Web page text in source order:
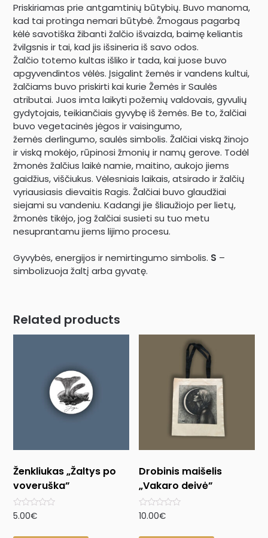
Priskiriamas prie antgamtinių būtybių. Buvo manoma,
kad tai protinga nemari būtybė. Žmogaus pagarbą
kėlė savotiška žibanti žalčio išvaizda, baimę keliantis
žvilgsnis ir tai, kad jis išsineria iš savo odos.
Žalčio totemo kultas išliko ir tada, kai juose buvo
apgyvendintos vėlės. Įsigalint žemės ir vandens kultui,
žalčiams buvo priskirti kai kurie Žemės ir Saulės
atributai. Juos imta laikyti požemių valdovais, gyvulių
gydytojais, teikiančiais gyvybę iš žemės. Be to, žalčiai
buvo vegetacinės jėgos ir vaisingumo,
žemės derlingumo, saulės simbolis. Žalčiai viską žinojo
ir viską mokėjo, rūpinosi žmonių ir namų gerove. Todėl
žmonės žalčius laikė namie, maitino, aukojo jiems
gaidžius, viščiukus. Vėlesniais laikais, atsirado ir žalčių
vyriausiasis dievaitis Ragis. Žalčiai buvo glaudžiai
siejami su vandeniu. Kadangi jie šliaužiojo per lietų,
žmonės tikėjo, jog žalčiai susieti su tuo metu
nesuprantamu jiems lijimo procesu.
Gyvybės, energijos ir nemirtingumo simbolis. S –
simbolizuoja žaltį arba gyvatę.
Related products
Ženkliukas „Žaltys po
voveruška”
Rated
0
5.00€
Drobinis maišelis
„Vakaro deivė”
Rated
0
10.00€